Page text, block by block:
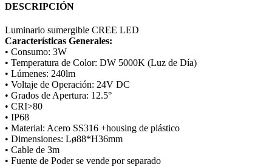
DESCRIPCIÓN
Luminario sumergible CREE LED
Características Generales:
• Consumo: 3W
• Temperatura de Color: DW 5000K (Luz de Día)
• Lúmenes: 240lm
• Voltaje de Operación: 24V DC
• Grados de Apertura: 12.5°
• CRI>80
• IP68
• Material: Acero SS316 +housing de plástico
• Dimensiones: Lø88*H36mm
• Cable de 3m
• Fuente de Poder se vende por separado